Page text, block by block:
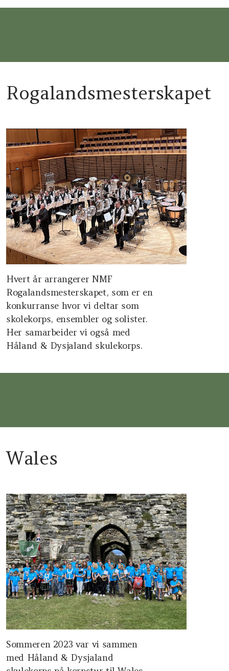
Rogalandsmesterskapet
Hvert år arrangerer NMF
Rogalandsmesterskapet, som er en
konkurranse hvor vi deltar som
skolekorps, ensembler og solister.
Her samarbeider vi også med
Håland & Dysjaland skulekorps.
Wales
Sommeren 2023 var vi sammen
med Håland & Dysjaland